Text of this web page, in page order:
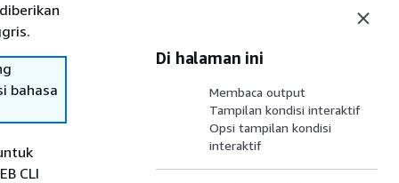
bahasa
CLI
Di halaman ini
Membaca output
Tampilan kondisi interaktif
Opsi tampilan kondisi
interaktif